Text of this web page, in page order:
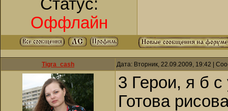
Статус:
Оффлайн
Tigra_cash Дата: Вторник, 22.09.2009, 19:42 |
3 Герои, я б
Готова